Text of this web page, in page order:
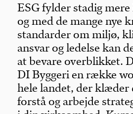
ESG fylder stadig
og med de mange nye
standarder om miljø,
ansvar og ledelse kan
at bevare overblikket.
DI Byggeri en række
hele landet, der klæder
forstå og arbejde